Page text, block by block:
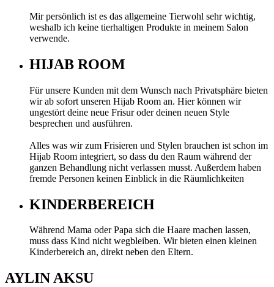
Mir persönlich ist es das allgemeine Tierwohl sehr wichtig,
weshalb ich keine tierhaltigen Produkte in meinem Salon
verwende.
HIJAB ROOM
Für unsere Kunden mit dem Wunsch nach Privatsphäre bieten
wir ab sofort unseren Hijab Room an. Hier können wir
ungestört deine neue Frisur oder deinen neuen Style
besprechen und ausführen.
Alles was wir zum Frisieren und Stylen brauchen ist schon im
Hijab Room integriert, so dass du den Raum während der
ganzen Behandlung nicht verlassen musst. Außerdem haben
fremde Personen keinen Einblick in die Räumlichkeiten
KINDERBEREICH
Während Mama oder Papa sich die Haare machen lassen,
muss dass Kind nicht wegbleiben. Wir bieten einen kleinen
Kinderbereich an, direkt neben den Eltern.
AYLIN AKSU